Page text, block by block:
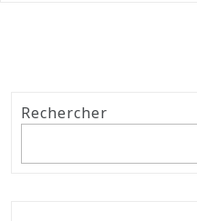
Rechercher